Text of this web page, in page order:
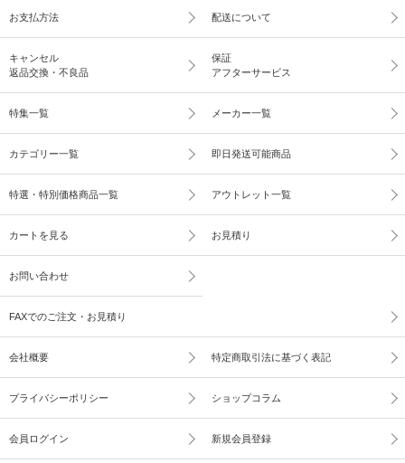
お支払方法 配送について
キャンセル
返品交換・不良品
保証
アフターサービス
特集一覧 メーカー一覧
カテゴリー一覧 即日発送可能商品
特選・特別価格商品一覧 アウトレット一覧
カートを見る お見積り
お問い合わせ
FAXでのご注文・お見積り
会社概要 特定商取引法に基づく表記
プライバシーポリシー ショップコラム
会員ログイン 新規会員登録